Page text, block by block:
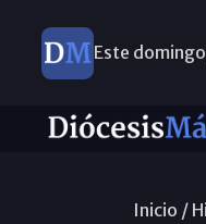
Este
Inicio /